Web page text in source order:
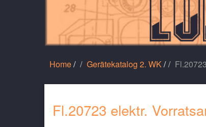
Home/ Gerätekatalog 2. WK /
Fl.20723 elektr.